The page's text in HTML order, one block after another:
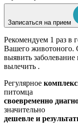
Записаться на прием
Рекомендуем 1 раз в
Вашего животоного.
выявить
вылечить .
Регулярное
питомца
своевременно
значительно
дешевле и